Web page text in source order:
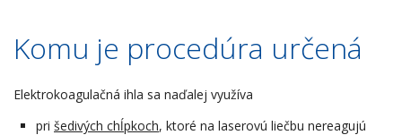
Komu je procedúra určená
Elektrokoagulačná ihla sa naďalej využíva
pri šedivých chĺpkoch, ktoré na laserovú liečbu nereagujú